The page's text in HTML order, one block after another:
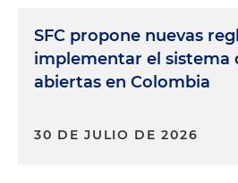
SFC propone nuevas
implementar el sistema
abiertas en Colombia
30 DE JULIO DE 2026